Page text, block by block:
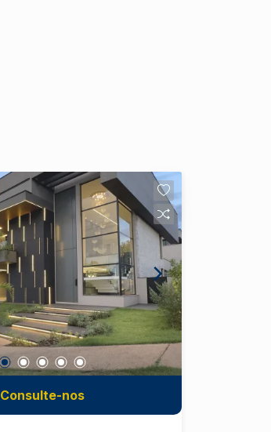
Consulte-nos